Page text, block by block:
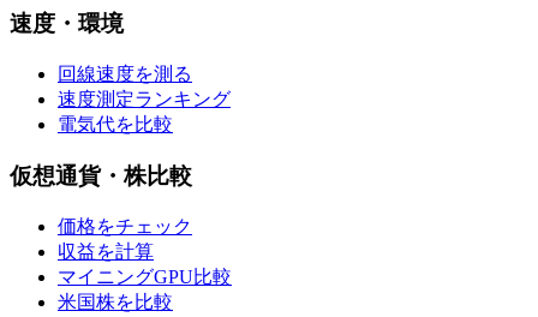
速度・環境
回線速度を測る
速度測定ランキング
電気代を比較
仮想通貨・株比較
価格をチェック
収益を計算
マイニングGPU比較
米国株を比較